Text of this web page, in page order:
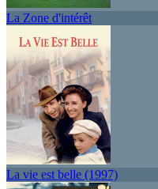
La Zone d'intérêt
La vie est belle (1997)